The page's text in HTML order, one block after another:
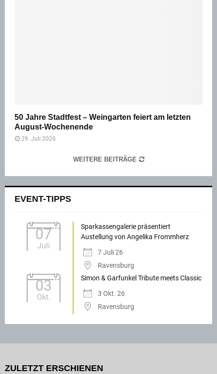
50 Jahre Stadtfest – Weingarten feiert am letzten
August-Wochenende
29. Juli 2026
WEITERE BEITRÄGE
EVENT-TIPPS
07
Juli
Sparkassengalerie präsentiert
Austellung von Angelika Frommherz
7 Juli 26
Ravensburg
03
Okt.
Simon & Garfunkel Tribute meets Classic
3 Okt. 26
Ravensburg
ZULETZT ERSCHIENEN